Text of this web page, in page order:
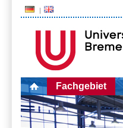
Fachgebiet